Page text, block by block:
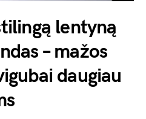
lentyną
– mažos
daugiau